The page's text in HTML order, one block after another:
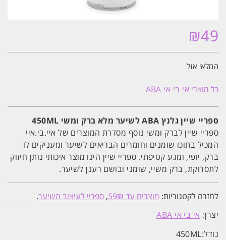
₪49
המלאי אזל
כל מוצרי אי בי אי ABA
ספריי שיין גלנץ ABA לשיער מלא ברק ומשי 450ML
ספריי שיין לברק ומשי נוסף מסדרת המוצרים של איי.בי.איי
המכיל בתוכו שומנים וחומרים הבריאים לשיער ומעניקים לו
ברק, יופי, ומגע קטיפתי. ספריי שיין הינו מוצר איכותי נותן חיזוק
לתסרוקת, ברק משיי, שומני ובושם רענן לשיער.
לחזרה לקטגוריות: מוצרים עד 59₪ , ספריי לעיצוב השיער.
יצרן: אי בי אי ABA
גודל:450ML